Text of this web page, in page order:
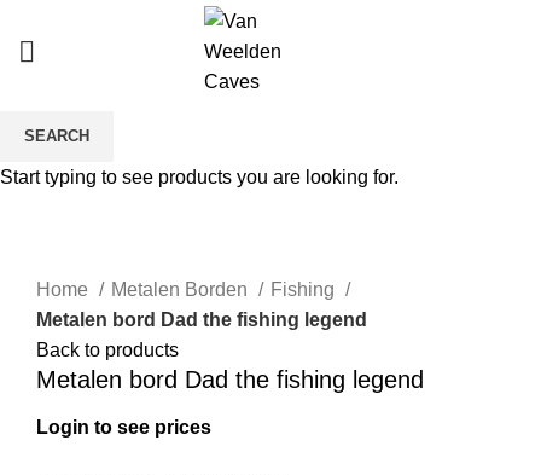
Home
Metalen Borden
Fishing
Metalen bord Dad the fishing legend
Back to products
Metalen bord Dad the fishing legend
Login to see prices
SEARCH
Start typing to see products you are looking for.